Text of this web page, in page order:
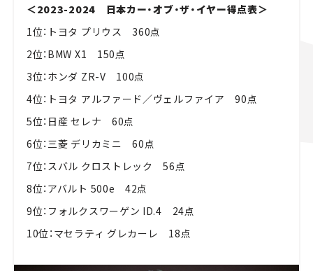
＜2023-2024 日本カー・オブ・ザ・イヤー得点表＞
1位：トヨタ プリウス 360点
2位：BMW X1 150点
3位：ホンダ ZR-V 100点
4位：トヨタ アルファード／ヴェルファイア 90点
5位：日産 セレナ 60点
6位：三菱 デリカミニ 60点
7位：スバル クロストレック 56点
8位：アバルト 500e 42点
9位：フォルクスワーゲン ID.4 24点
10位：マセラティ グレカーレ 18点